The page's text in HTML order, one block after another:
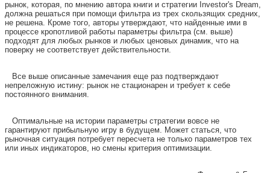
рынок, которая, по мнению автора книги и стратегии Investor's Dream,
должна решаться при помощи фильтра из трех скользящих средних,
не решена. Кроме того, авторы утверждают, что найденные ими в
процессе кропотливой работы параметры фильтра (см. выше)
подходят для любых рынков и любых ценовых динамик, что на
поверку не соответствует действительности.
Все выше описанные замечания еще раз подтверждают
непреложную истину: рынок не стационарен и требует к себе
постоянного внимания.
Оптимальные на истории параметры стратегии вовсе не
гарантируют прибыльную игру в будущем. Может статься, что
рыночная ситуация потребует пересчета не только параметров тех
или иных индикаторов, но смены критерия оптимизации.